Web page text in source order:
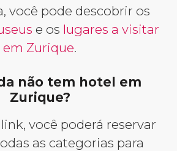
você pode descobrir os
e os lugares a visitar
em Zurique.
não tem hotel em
Zurique?
você poderá reservar
as categorias para